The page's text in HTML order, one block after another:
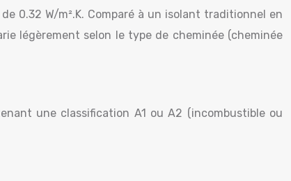
0.32 W/m².K. Comparé à un isolant traditionnel en
légèrement selon le type de cheminée (cheminée
une classification A1 ou A2 (incombustible ou